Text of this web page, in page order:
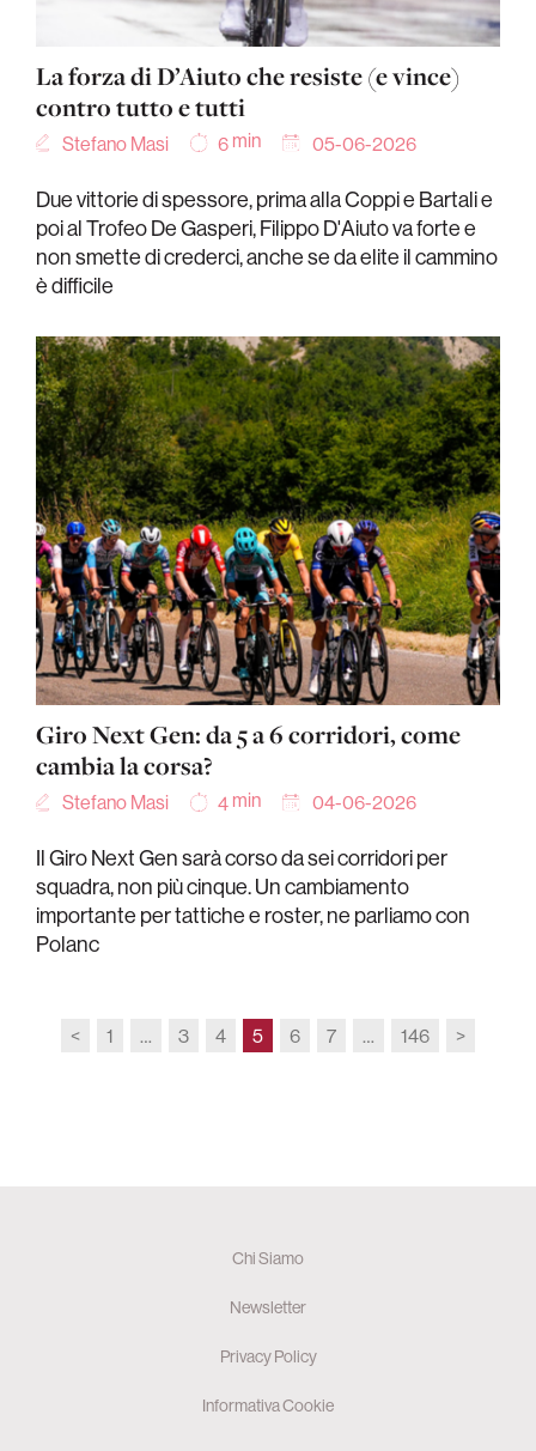
La forza di D’Aiuto che resiste (e vince)
contro tutto e tutti
Stefano Masi 6 min 05-06-2026
Due vittorie di spessore, prima alla Coppi e Bartali e
poi al Trofeo De Gasperi, Filippo D'Aiuto va forte e
non smette di crederci, anche se da elite il cammino
è difficile
Giro Next Gen: da 5 a 6 corridori, come
cambia la corsa?
Stefano Masi 4 min 04-06-2026
Il Giro Next Gen sarà corso da sei corridori per
squadra, non più cinque. Un cambiamento
importante per tattiche e roster, ne parliamo con
Polanc
< 1 … 3 4 5 6 7 … 146 >
Chi Siamo
Newsletter
Privacy Policy
Informativa Cookie